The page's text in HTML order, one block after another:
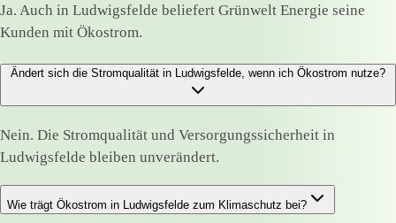
Ja. Auch in Ludwigsfelde beliefert Grünwelt Energie seine
Kunden mit Ökostrom.
Ändert sich die Stromqualität in Ludwigsfelde, wenn ich Ökostrom nutze?
Nein. Die Stromqualität und Versorgungssicherheit in
Ludwigsfelde bleiben unverändert.
Wie trägt Ökostrom in Ludwigsfelde zum Klimaschutz bei?